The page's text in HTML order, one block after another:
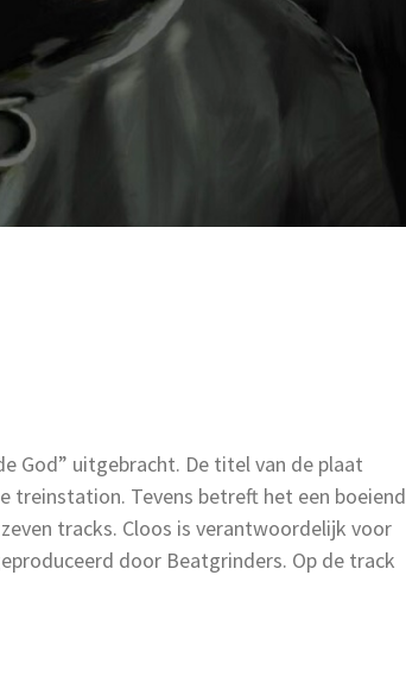
God” uitgebracht. De titel van de plaat
treinstation. Tevens betreft het een boeiend
tracks. Cloos is verantwoordelijk voor
door Beatgrinders. Op de track